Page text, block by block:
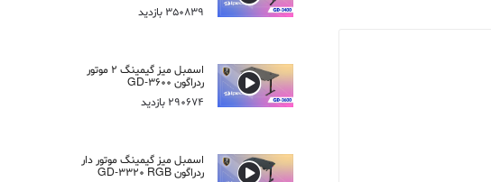
350839 بازدید
اسمبل میز گیمینگ 2 موتور
ردراگون GD-3600
290674 بازدید
اسمبل میز گیمینگ موتور دار
ردراگون GD-3320 RGB